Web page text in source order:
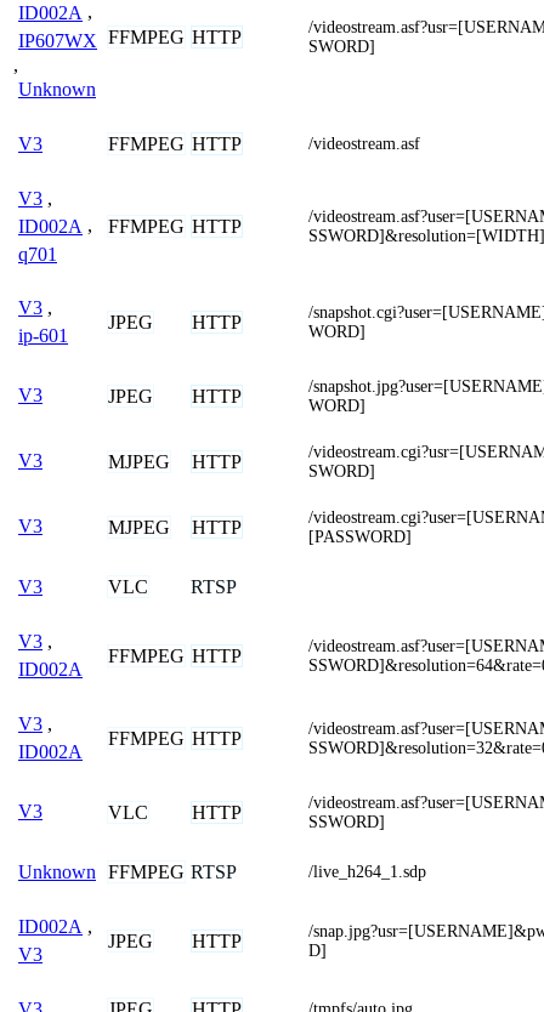
ID002A ,
IP607WX
,
Unknown
FFMPEG HTTP
/
SWORD]
V3 FFMPEG HTTP /videostream.asf
V3 ,
ID002A ,
q701
FFMPEG HTTP
/
V3 ,
ip-601
JPEG HTTP
/
WORD]
V3 JPEG HTTP
/
WORD]
V3 MJPEG HTTP
/
SWORD]
V3 MJPEG HTTP
/
[PASSWORD]
V3 VLC RTSP
V3 ,
ID002A
FFMPEG HTTP
/
V3 ,
ID002A
FFMPEG HTTP
/
V3 VLC HTTP
/
SSWORD]
Unknown FFMPEG RTSP /live_h264_1.sdp
ID002A ,
V3
JPEG HTTP
/
D]